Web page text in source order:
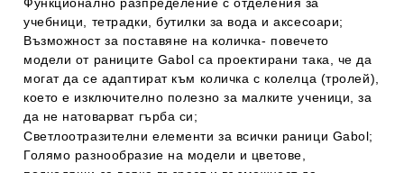
учебници, тетрадки, бутилки за вода и аксесоари;
Възможност за поставяне на количка- повечето
модели от раниците Gabol са проектирани така, че да
могат да се адаптират към количка с колелца (тролей),
което е изключително полезно за малките ученици, за
да не натоварват гърба си;
Светлоотразителни елементи за всички раници Gabol;
Голямо разнообразие на модели и цветове,